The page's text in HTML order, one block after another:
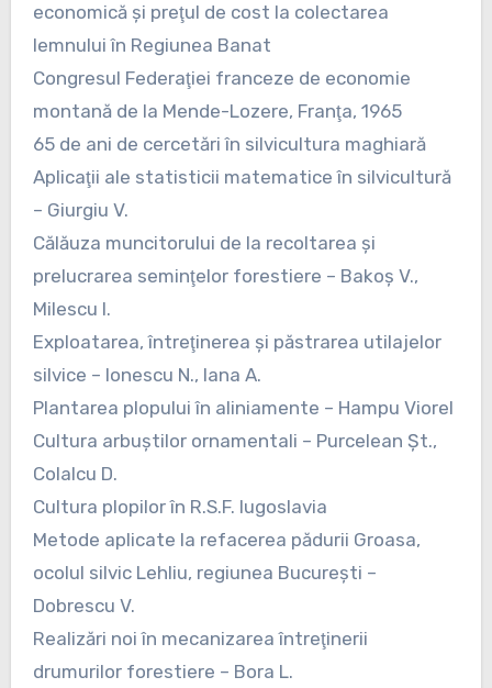
economică şi preţul de cost la colectarea
lemnului în Regiunea Banat
Congresul Federaţiei franceze de economie
montană de la Mende-Lozere, Franţa, 1965
65 de ani de cercetări în silvicultura maghiară
Aplicaţii ale statisticii matematice în silvicultură
– Giurgiu V.
Călăuza muncitorului de la recoltarea şi
prelucrarea seminţelor forestiere – Bakoş V.,
Milescu I.
Exploatarea, întreţinerea şi păstrarea utilajelor
silvice – Ionescu N., Iana A.
Plantarea plopului în aliniamente – Hampu Viorel
Cultura arbuştilor ornamentali – Purcelean Şt.,
Colalcu D.
Cultura plopilor în R.S.F. Iugoslavia
Metode aplicate la refacerea pădurii Groasa,
ocolul silvic Lehliu, regiunea Bucureşti –
Dobrescu V.
Realizări noi în mecanizarea întreţinerii
drumurilor forestiere – Bora L.